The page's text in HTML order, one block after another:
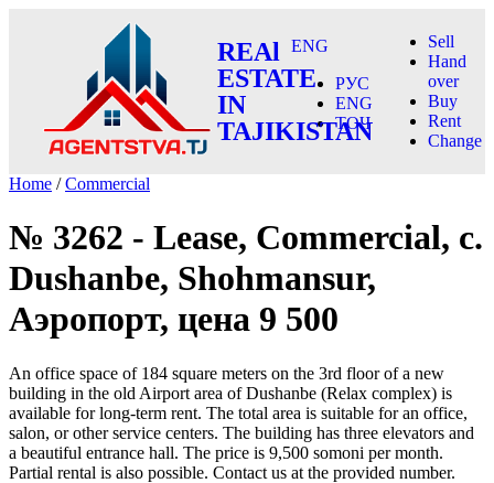
REAl
ESTATE
IN
TAJIKISTAN
ENG
РУС
ENG
ТОҶ
Sell
Hand
over
Buy
Rent
Change
Home /Commercial
№ 3262 - Lease, Commercial, c.
Dushanbe, Shohmansur,
Аэропорт, цена 9 500
An office space of 184 square meters on the 3rd floor of a new
building in the old Airport area of Dushanbe (Relax complex) is
available for long-term rent. The total area is suitable for an office,
salon, or other service centers. The building has three elevators and
a beautiful entrance hall. The price is 9,500 somoni per month.
Partial rental is also possible. Contact us at the provided number.